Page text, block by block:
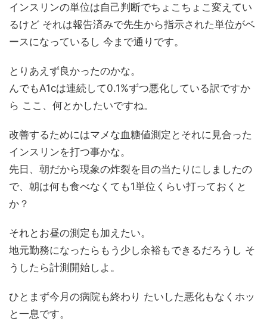
インスリンの単位は自己判断でちょこちょこ変えてい
るけど それは報告済みで先生から指示された単位がベ
ースになっているし 今まで通りです。
とりあえず良かったのかな。
んでもA1cは連続して0.1%ずつ悪化している訳ですか
ら ここ、何とかしたいですね。
改善するためにはマメな血糖値測定とそれに見合った
インスリンを打つ事かな。
先日、朝だから現象の炸裂を目の当たりにしましたの
で、朝は何も食べなくても1単位くらい打っておくと
か？
それとお昼の測定も加えたい。
地元勤務になったらもう少し余裕もできるだろうし そ
うしたら計測開始しよ。
ひとまず今月の病院も終わり たいした悪化もなくホッ
と一息です。